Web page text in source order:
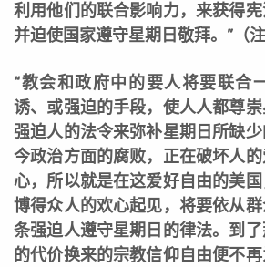
利用他们的联合影响力，来获得宪
并迫使国家遵守星期日敬拜。”（注
“教会和政府中的要人将要联合
诱、或强迫的手段，使人人都尊
强迫人的法令来弥补星期日所缺
今政治方面的腐败，正在破坏人
心，所以就是在这爱好自由的美
博得众人的欢心起见，将要依从
条强迫人遵守星期日的律法。到
的代价换来的宗教信仰自由便不